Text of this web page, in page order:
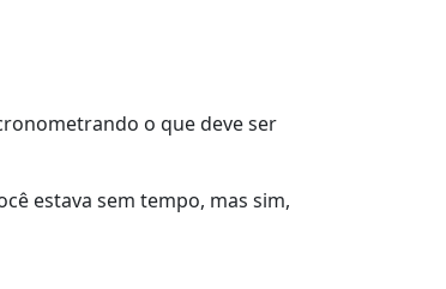
o que deve ser
estava sem tempo, mas sim,